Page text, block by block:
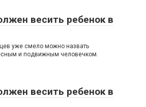
весить ребенок в
уже смело можно назвать
и подвижным человечком.
весить ребенок в